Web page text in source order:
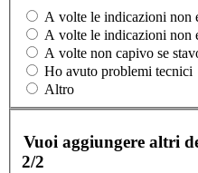
A volte le indicazioni non
A volte le indicazioni non
A volte non capivo se
Ho avuto problemi tecnici
Altro
Vuoi aggiungere altri
2/2